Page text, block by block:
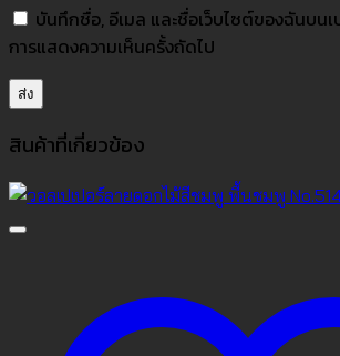
บันทึกชื่อ, อีเมล และชื่อเว็บไซต์ของฉันบนเ
การแสดงความเห็นครั้งถัดไป
สินค้าที่เกี่ยวข้อง